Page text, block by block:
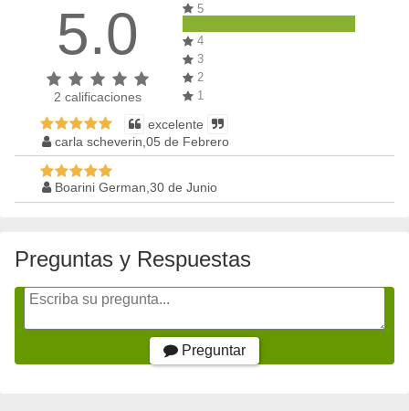
5.0
2 calificaciones
5
4
3
2
1
excelente
carla scheverin,05 de Febrero
Boarini German,30 de Junio
Preguntas y Respuestas
Preguntar